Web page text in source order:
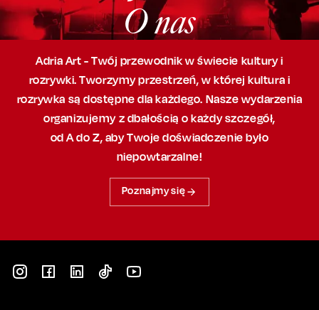
O nas
Adria Art - Twój przewodnik w świecie kultury i
rozrywki. Tworzymy przestrzeń,w której kultura i
rozrywka są dostępne dla każdego. Nasze wydarzenia
organizujemy z dbałością o każdy szczegół,
od A do Z, abyTwoje doświadczenie było
niepowtarzalne!
Poznajmy się